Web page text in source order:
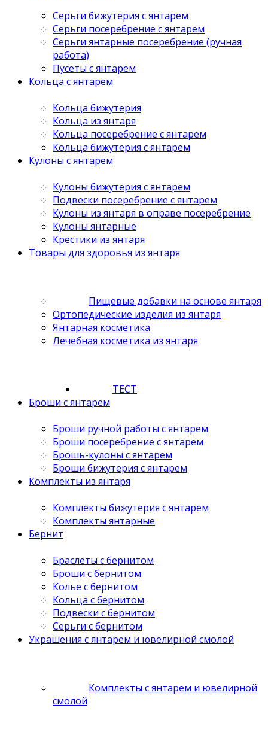
Серьги бижутерия с янтарем
Серьги посеребрение с янтарем
Серьги янтарные посеребрение (ручная
работа)
Пусеты с янтарем
Кольца с янтарем
Кольца бижутерия
Кольца из янтаря
Кольца посеребрение с янтарем
Кольца бижутерия с янтарем
Кулоны с янтарем
Кулоны бижутерия с янтарем
Подвески посеребрение с янтарем
Кулоны из янтаря в оправе посеребрение
Кулоны янтарные
Крестики из янтаря
Товары для здоровья из янтаря
Пищевые добавки на основе янтаря
Ортопедические изделия из янтаря
Янтарная косметика
Лечебная косметика из янтаря
ТЕСТ
Броши с янтарем
Броши ручной работы с янтарем
Броши посеребрение с янтарем
Брошь-кулоны с янтарем
Броши бижутерия с янтарем
Комплекты из янтаря
Комплекты бижутерия с янтарем
Комплекты янтарные
Бернит
Браслеты с бернитом
Броши с бернитом
Колье с бернитом
Кольца с бернитом
Подвески с бернитом
Серьги с бернитом
Украшения с янтарем и ювелирной смолой
Комплекты с янтарем и ювелирной
смолой